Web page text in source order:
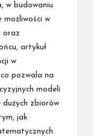
w budowaniu
w
oraz
artykuł
w
pozwala na
modeli
zbiorów
jak